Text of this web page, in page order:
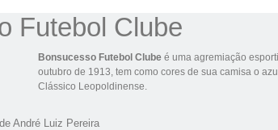
Futebol Clube
Bonsucesso Futebol Clube é uma agremiação
outubro de 1913 , tem como cores de sua camisa o
Clássico Leopoldinense
André Luiz Pereira